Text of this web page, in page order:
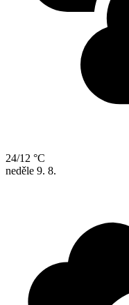
24/12 °C
neděle 9. 8.